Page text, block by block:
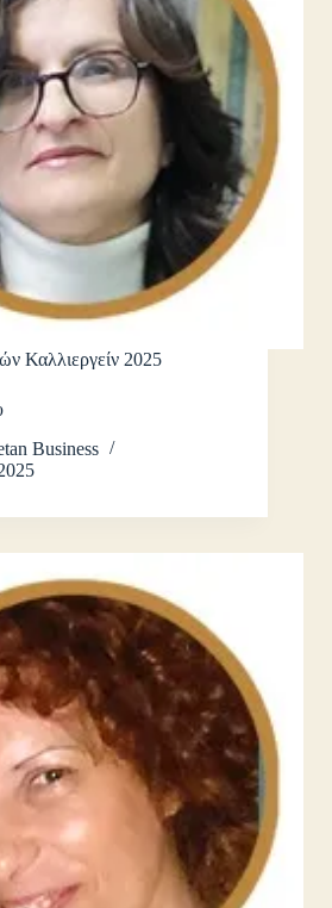
Καλλιεργείν 2025
Business